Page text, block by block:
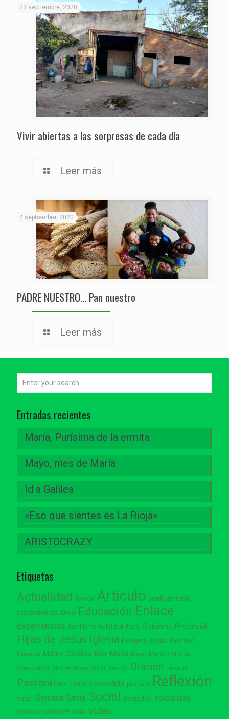
23 septiembre, 2020
Vivir abiertas a las sorpresas de cada día
Leer más
4 septiembre, 2020
PADRE NUESTRO… Pan nuestro
Leer más
Entradas recientes
María, Purísima de la ermita
Mayo, mes de María
Id a Galilea
«Eso que sientes es La Rioja»
ARISTOCRAZY
Etiquetas
Actualidad Amor Artículo confinamiento
coronavirus Dios Educación Enlace
Experiencias familia fe felicidad Foto Gobierno Provincial
Hijas de Jesús Iglesia Imagen Jesús libertad
llamada Madre Cándida Mar María Mayo Metoro Misión
Compartida Mozambique mujer navidad Oración Pascua
Pastoral Paz Perla Escondida podcast Reflexión
salud Semana Santa Social Sociedad solidaridad
verano veranoFI vida Vídeo